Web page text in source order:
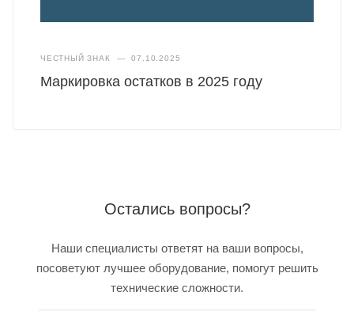
ЧЕСТНЫЙ ЗНАК — 07.10.2025
Маркировка остатков в 2025 году
Остались вопросы?
Наши специалисты ответят на ваши вопросы,
посоветуют лучшее оборудование, помогут решить
технические сложности.